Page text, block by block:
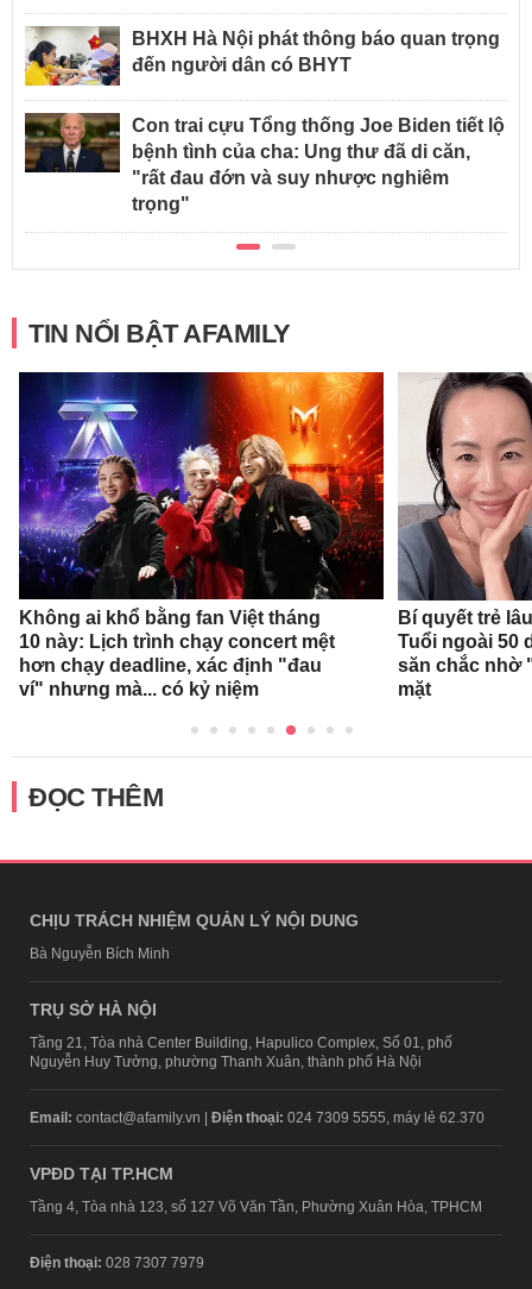
BHXH Hà Nội phát thông báo quan trọng
đến người dân có BHYT
Con trai cựu Tổng thống Joe Biden tiết lộ
bệnh tình của cha: Ung thư đã di căn,
"rất đau đớn và suy nhược nghiêm
trọng"
TIN NỔI BẬT AFAMILY
Không ai khổ bằng fan Việt tháng
10 này: Lịch trình chạy concert mệt
hơn chạy deadline, xác định "đau
ví" nhưng mà... có kỷ niệm
Bí quyết trẻ
Tuổi ngoài 50
săn chắc nhờ
mặt
ĐỌC THÊM
CHỊU TRÁCH NHIỆM QUẢN LÝ NỘI DUNG
Bà Nguyễn Bích Minh
TRỤ SỞ HÀ NỘI
Tầng 21, Tòa nhà Center Building, Hapulico Complex, Số 01, phố
Nguyễn Huy Tưởng, phường Thanh Xuân, thành phố Hà Nội
Email: contact@afamily.vn | Điện thoại: 024 7309 5555, máy lẻ 62.370
VPĐD TẠI TP.HCM
Tầng 4, Tòa nhà 123, số 127 Võ Văn Tần, Phường Xuân Hòa, TPHCM
Điện thoại: 028 7307 7979